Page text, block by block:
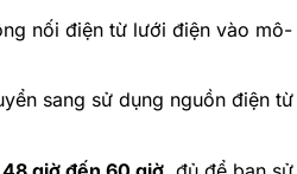
nối điện từ lưới điện vào mô-
sang sử dụng nguồn điện từ